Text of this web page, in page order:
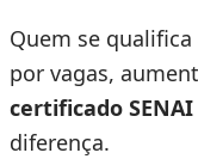
Quem se
por vagas,
certificado SENAI
diferença.